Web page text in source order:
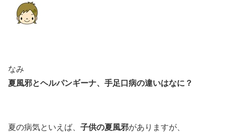
なみ
夏風邪とヘルパンギーナ、手足口病の違いはなに？
夏の病気といえば、 子供の夏風邪がありますが、